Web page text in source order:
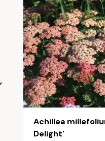
Achillea
Delight'